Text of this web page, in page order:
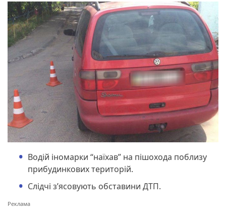
Водій іномарки “наїхав” на пішохода поблизу
прибудинкових територій.
Слідчі з’ясовують обставини ДТП.